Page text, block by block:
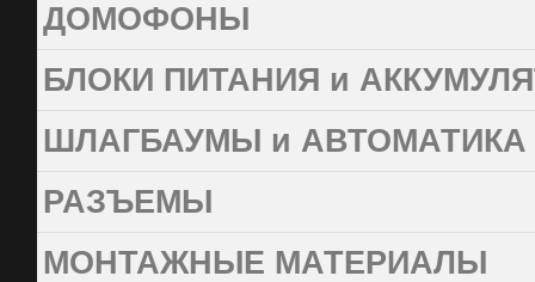
ДОМОФОНЫ
БЛОКИ ПИТАНИЯ и
ШЛАГБАУМЫ и АВТОМАТИКА
РАЗЪЕМЫ
МОНТАЖНЫЕ МАТЕРИАЛЫ